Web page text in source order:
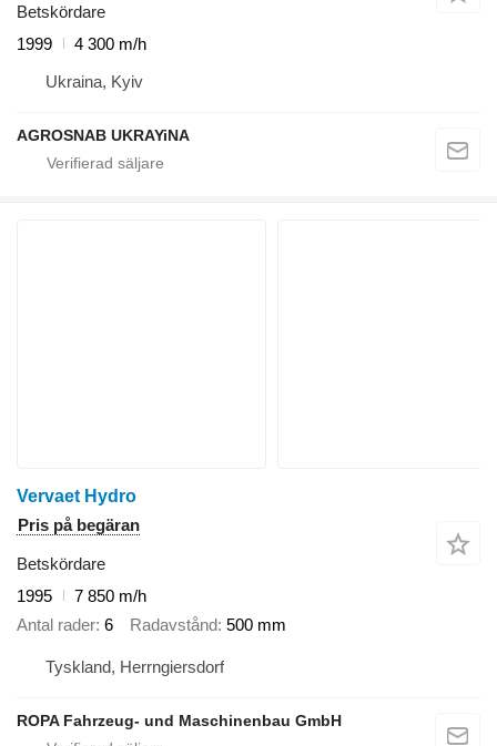
Betskördare
1999
4 300 m/h
Ukraina, Kyiv
AGROSNAB UKRAYiNA
Vervaet Hydro
Pris på begäran
Betskördare
1995
7 850 m/h
Antal rader 6 Radavstånd 500 mm
Tyskland, Herrngiersdorf
ROPA Fahrzeug- und Maschinenbau GmbH